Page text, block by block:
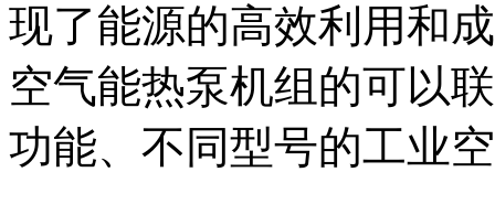
现了能源的高效利用和
空气能热泵机组的可以
功能、不同型号的工业